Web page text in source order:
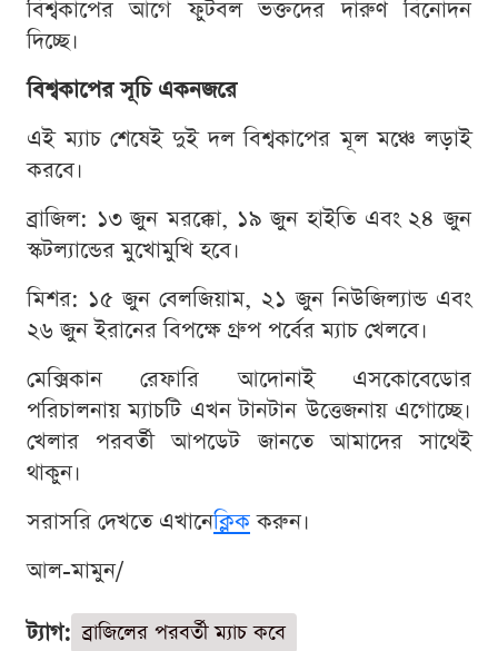
বিশ্বকাপের আগে ফুটবল ভক্তদের দারুণ বিনোদন
দিচ্ছে।
বিশ্বকাপের সূচি একনজরে
এই ম্যাচ শেষেই দুই দল বিশ্বকাপের মূল মঞ্চে লড়াই
করবে।
ব্রাজিল: ১৩ জুন মরক্কো, ১৯ জুন হাইতি এবং ২৪ জুন
স্কটল্যান্ডের মুখোমুখি হবে।
মিশর: ১৫ জুন বেলজিয়াম, ২১ জুন নিউজিল্যান্ড এবং
২৬ জুন ইরানের বিপক্ষে গ্রুপ পর্বের ম্যাচ খেলবে।
মেক্সিকান রেফারি আদোনাই এসকোবেডোর
পরিচালনায় ম্যাচটি এখন টানটান উত্তেজনায় এগোচ্ছে।
খেলার পরবর্তী আপডেট জানতে আমাদের সাথেই
থাকুন।
সরাসরি দেখতে এখানেক্লিককরুন।
আল-মামুন/
ট্যাগ: ব্রাজিলের পরবর্তী ম্যাচ কবে